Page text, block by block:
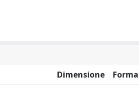
Dimensione